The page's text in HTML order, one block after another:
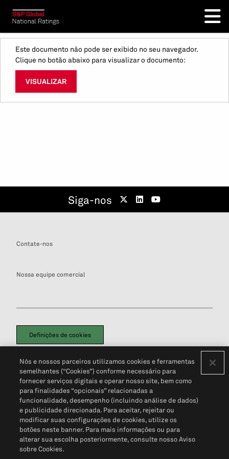
Este documento não pode ser exibido no seu navegador.
Clique no botão abaixo para visualizar o documento:
VISUALIZAR
Siga-nos
Contate-nos
Nossa equipe comercial
Definições de cookies
Política de PrivacidadePortal de privacidade do cliente (em inglês)
Não Venda Minhas Informações Pessoais© 2026 S&P Global
Nós e nossos parceiros utilizamos cookies e ferramentas
semelhantes (“Cookies”) conforme necessário para
fornecer serviços digitais e operar nosso site, bem como
para finalidades “opcionais” relacionadas a
funcionalidade, desempenho (incluindo análise de dados)
e publicidade direcionada. Para aceitar, rejeitar ou
modificar suas configurações de cookies, utilize os
botões neste banner. Para mais informações ou para
alterar sua escolha posteriormente, consulte nosso Aviso
sobre Cookies.